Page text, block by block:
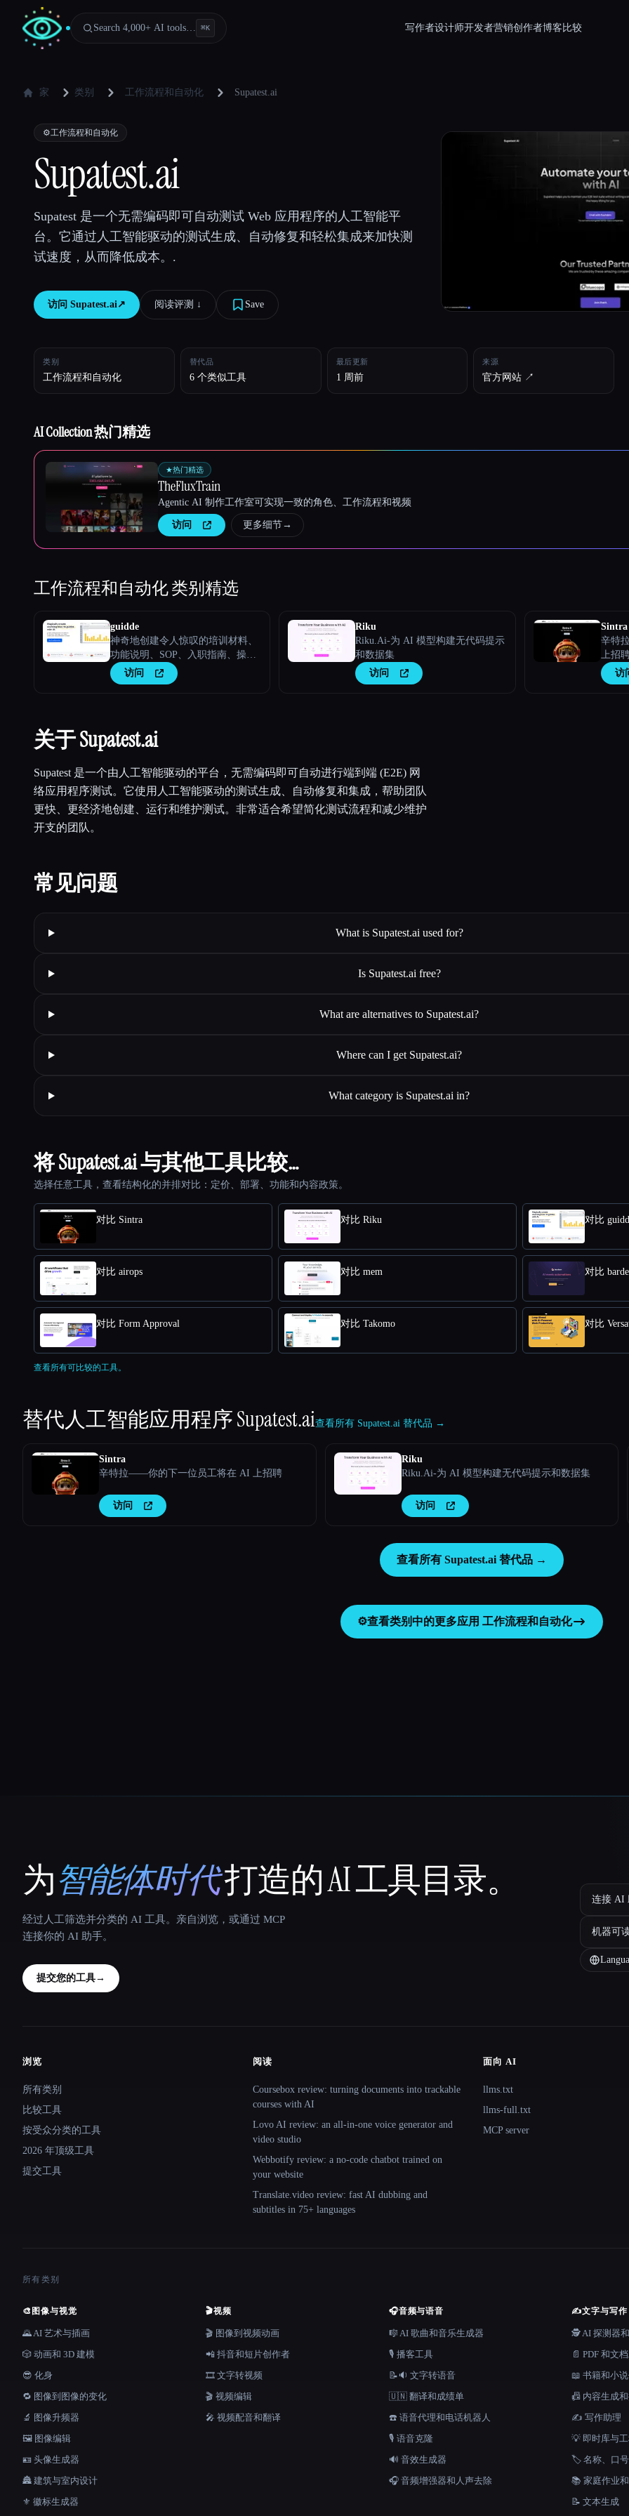
Search 4,000+ AI tools… ⌘K 写作者设计师开发者营销创作者博客 比较
家 类别 工作流程和自动化 Supatest.ai
⚙️工作流程和自动化
Supatest.ai
Supatest 是一个无需编码即可自动测试 Web 应用程序的人工智能平
台。它通过人工智能驱动的测试生成、自动修复和轻松集成来加快测
试速度，从而降低成本。.
访问 Supatest.ai↗︎ 阅读评测 ↓︎ Save
类别
工作流程和自动化
替代品
6 个类似工具
最后更新
1 周前
来源
官方网站 ↗︎
AI Collection 热门精选
★热门精选
TheFluxTrain
Agentic AI 制作工作室可实现一致的角色、工作流程和视频
访问 更多细节→
工作流程和自动化类别精选
guidde
神奇地创建令人惊叹的培训材料、
功能说明、SOP、入职指南、操作
指南、AI 常见问题解答。
访问
Riku
Riku.Ai-为 AI 模型构建无代码提示
和数据集
访问
Sintra
辛特
上招
访
关于 Supatest.ai
Supatest 是一个由人工智能驱动的平台，无需编码即可自动进行端到端 (E2E) 网
络应用程序测试。它使用人工智能驱动的测试生成、自动修复和集成，帮助团队
更快、更经济地创建、运行和维护测试。非常适合希望简化测试流程和减少维护
开支的团队。
常见问题
What is Supatest.ai used for?
Is Supatest.ai free?
What are alternatives to Supatest.ai?
Where can I get Supatest.ai?
What category is Supatest.ai in?
将 Supatest.ai 与其他工具比较…
选择任意工具，查看结构化的并排对比：定价、部署、功能和内容政策。
对比 Sintra 对比 Riku 对比
对比 airops 对比 mem 对比
对比 Form Approval 对比 Takomo 对比
查看所有可比较的工具。
替代人工智能应用程序Supatest.ai查看所有 Supatest.ai 替代品 →
Sintra
辛特拉——你的下一位员工将在 AI 上招聘
访问
Riku
Riku.Ai-为 AI 模型构建无代码提示和数据集
访问
查看所有 Supatest.ai 替代品 →
⚙️查看类别中的更多应用 工作流程和自动化
That AI Collection
为智能体时代打造的 AI 工具目录。
经过人工筛选并分类的 AI 工具。亲自浏览，或通过 MCP
连接你的 AI 助手。
提交您的工具→
连接 AI
机器可
Site navigation
浏览
所有类别
比较工具
按受众分类的工具
2026 年顶级工具
提交工具
阅读
Coursebox review: turning documents into trackable
courses with AI
Lovo AI review: an all-in-one voice generator and
video studio
Webbotify review: a no-code chatbot trained on
your website
Translate.video review: fast AI dubbing and
subtitles in 75+ languages
面向 AI
llms.txt
llms-full.txt
MCP server
所有类别
🎨 图像与视觉
🌄 AI 艺术与插画
🎲 动画和 3D 建模
😎 化身
🔁 图像到图像的变化
🔬 图像升频器
🖼️ 图像编辑
🪪 头像生成器
🏯 建筑与室内设计
⚜️ 徽标生成器
🎬视频
🎬 图像到视频动画
📲 抖音和短片创作者
🎞️ 文字转视频
🎬 视频编辑
🎤 视频配音和翻译
🎧音频与语音
🎼 AI 歌曲和音乐生成器
🎙️ 播客工具
📝🔉 文字转语音
🇺🇳 翻译和成绩单
☎️ 语音代理和电话机器人
🎙️ 语音克隆
🔊 音效生成器
🎧 音频增强器和人声去除
✍️文字与写作
🕵️ AI 探测器
📄 PDF 和文
📖 书籍和小
📠 内容生成
✍️ 写作助理
💡 即时库与
🏷️ 名称、口
📚 家庭作业
📝 文本生成